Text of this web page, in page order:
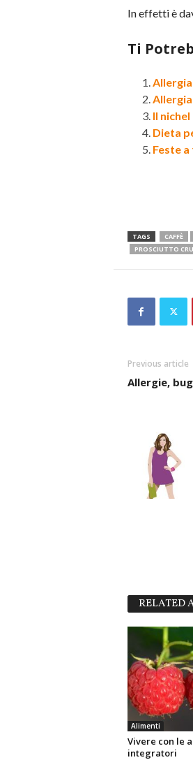
In effetti è
Ti
Il
Dieta
Feste
TAGS CAFFÈ
PROSCIUTTO
Previous article
Allergie,
RELATED
Alimenti
Vivere con le
integratori